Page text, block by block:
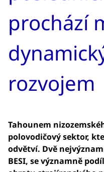
prochází
rozvojem
Tahounem
polovodičový sektor,
odvětví. Dvě
BESI, se významně